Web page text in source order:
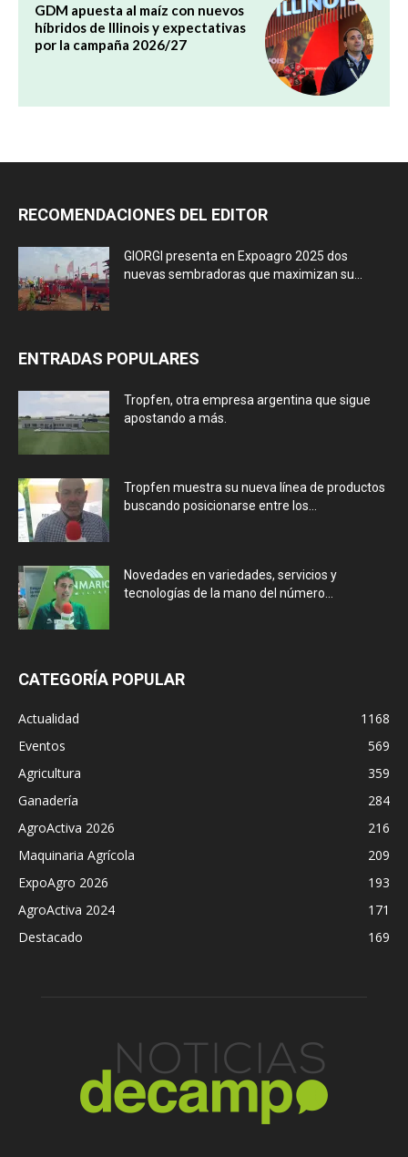
GDM apuesta al maíz con nuevos
híbridos de Illinois y expectativas
por la campaña 2026/27
RECOMENDACIONES DEL EDITOR
GIORGI presenta en Expoagro 2025 dos
nuevas sembradoras que maximizan su...
ENTRADAS POPULARES
Tropfen, otra empresa argentina que sigue
apostando a más.
Tropfen muestra su nueva línea de productos
buscando posicionarse entre los...
Novedades en variedades, servicios y
tecnologías de la mano del número...
CATEGORÍA POPULAR
Actualidad
1168
Eventos
569
Agricultura
359
Ganadería
284
AgroActiva 2026
216
Maquinaria Agrícola
209
ExpoAgro 2026
193
AgroActiva 2024
171
Destacado
169